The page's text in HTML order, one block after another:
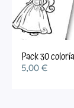
Pack 30
5,00 €